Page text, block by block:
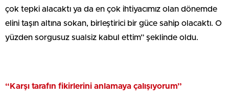
çok tepki alacaktı ya da en çok ihtiyacımız olan dönemde
elini taşın altına sokan, birleştirici bir güce sahip olacaktı. O
yüzden sorgusuz sualsiz kabul ettim” şeklinde oldu.
“Karşı tarafın fikirlerini anlamaya çalışıyorum”